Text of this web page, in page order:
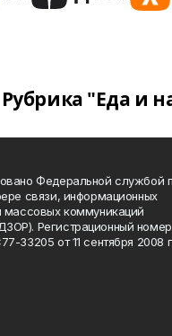
Рубрика "Еда и
Федеральной службой
связи, информационных
массовых коммуникаций
Регистрационный
33205 от 11 сентября 2008